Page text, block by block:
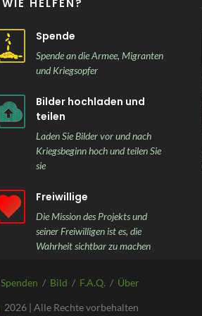
WIE HELFEN?
Spende
Spende an die Armee, Migranten
und Kriegsopfer
Bilder hochladen und
teilen
Laden Sie Bilder vor und nach
Kriegsbeginn hoch und teilen Sie
sie
Freiwillige
Die Mission des Projekts und
seiner Freiwilligen ist es, die
Wahrheit sichtbar zu machen
Spenden / Bild / F.A.Q. / Über
2026 | Alle Rechte vorbehalten